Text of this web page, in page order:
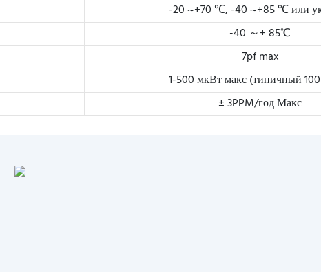
-20 ~+70 ℃, -40 ~+85 ℃ или
-40 ～+ 85℃
7pf max
1-500 мкВт макс (типичный
± 3PPM/год Макс